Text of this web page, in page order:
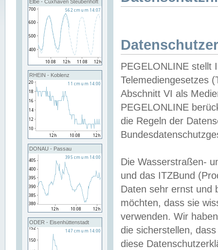
Elbe - Cuxhaven Steubenhöft
RHEIN - Koblenz
DONAU - Passau
ODER - Eisenhüttenstadt
PEGELONLINE stellt
Telemediengesetzes
Abschnitt VI als
PEGELONLINE
die Regeln der
Die Wasserstraßen-
und das ITZBund
Daten sehr ernst und
möchten, dass sie
verwenden. Wir
die sicherstellen,
diese